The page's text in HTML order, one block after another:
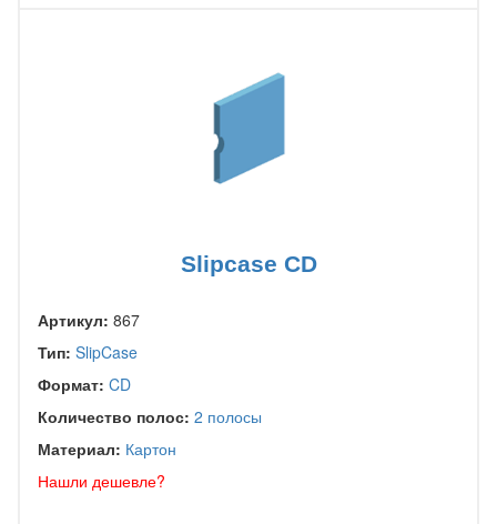
Slipcase CD
Артикул: 867
Тип: SlipCase
Формат: CD
Количество полос: 2 полосы
Материал: Картон
Нашли дешевле?